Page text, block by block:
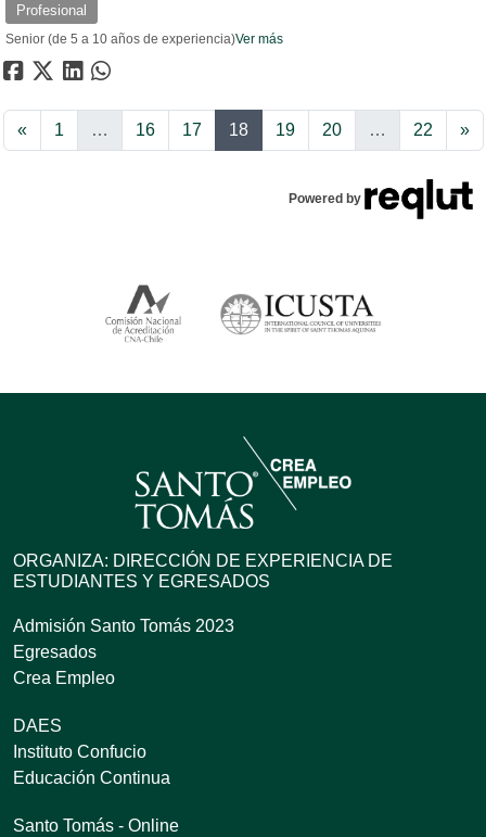
Profesional
Senior (de 5 a 10 años de experiencia)Ver más
«Anterior
1 … 16 17 18 19 20 … 22 »
Powered by
ORGANIZA: DIRECCIÓN DE EXPERIENCIA DE
ESTUDIANTES Y EGRESADOS
Admisión Santo Tomás 2023
Egresados
Crea Empleo
DAES
Instituto Confucio
Educación Continua
Santo Tomás - Online